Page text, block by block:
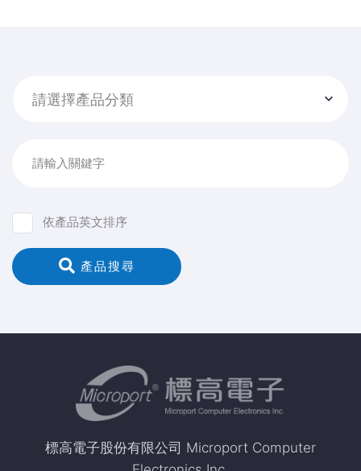
請選擇產品分類
請輸入關鍵字
依產品英文排序
產品搜尋
標高電子股份有限公司 Microport Computer